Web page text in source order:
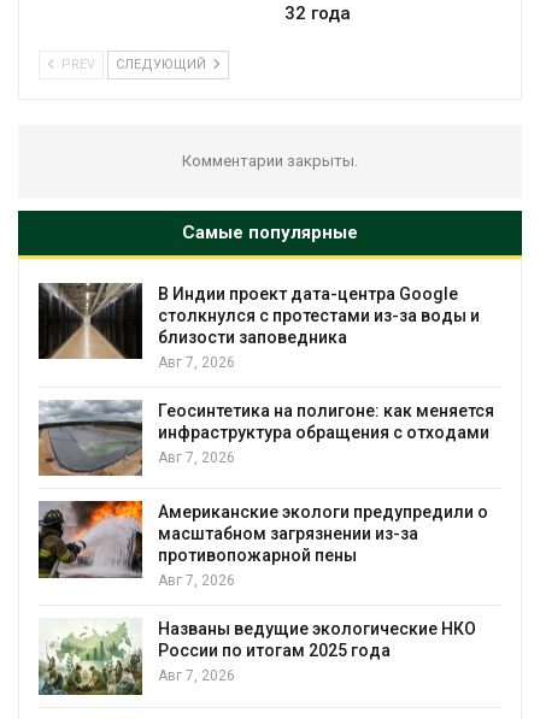
32 года
PREV СЛЕДУЮЩИЙ
Комментарии закрыты.
Самые популярные
В Индии проект дата-центра Google
столкнулся с протестами из-за воды и
близости заповедника
Авг 7, 2026
Геосинтетика на полигоне: как меняется
инфраструктура обращения с отходами
Авг 7, 2026
Американские экологи предупредили о
масштабном загрязнении из-за
противопожарной пены
Авг 7, 2026
Названы ведущие экологические НКО
России по итогам 2025 года
Авг 7, 2026